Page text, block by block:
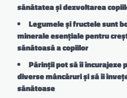
sănătatea și dezvoltarea
Legumele și fructele sunt
minerale esențiale pentru
sănătoasă a copiilor
Părinții pot să îi încurajeze
diverse mâncăruri și să îi
sănătoase